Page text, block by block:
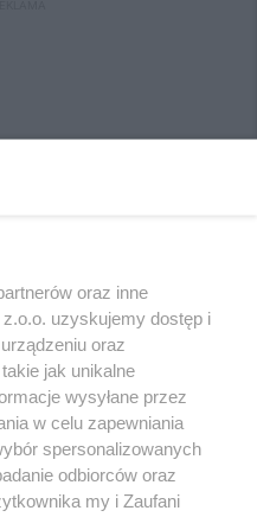
korzystania z portali
Skontaktuj się z nami
oraz inne
uzyskujemy dostęp i
oraz
jak unikalne
wysyłane przez
w celu zapewniania
spersonalizowanych
odbiorców oraz
my i Zaufani